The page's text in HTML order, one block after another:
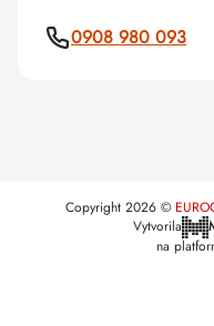
0908 980 093
Vytvorila
na
Copyright 2026